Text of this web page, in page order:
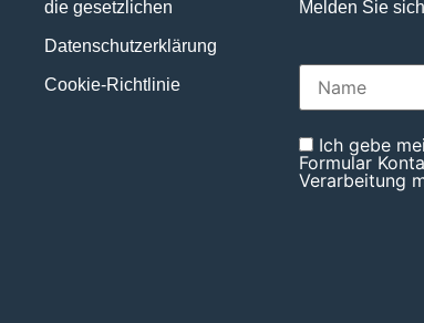
die gesetzlichen
Datenschutzerklärung
Cookie-Richtlinie
Melden Sie
Ich gebe
Formular
Verarbeitung